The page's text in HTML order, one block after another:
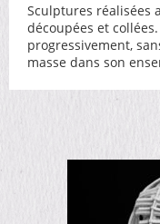
Sculptures réalisées
découpées et
progressivement,
masse dans son